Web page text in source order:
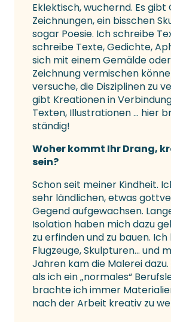
Eklektisch, wuchernd. Es gibt
Zeichnungen, ein bisschen
sogar Poesie. Ich schreibe
schreibe Texte, Gedichte,
sich mit einem Gemälde
Zeichnung vermischen
versuche, die Disziplinen zu
gibt Kreationen in
Texten, Illustrationen … hier
ständig!
Woher kommt Ihr Drang,
sein?
Schon seit meiner Kindheit.
sehr ländlichen, etwas
Gegend aufgewachsen.
Isolation haben mich dazu
zu erfinden und zu bauen.
Flugzeuge, Skulpturen… und
Jahren kam die Malerei
als ich ein „normales“
brachte ich immer
nach der Arbeit kreativ zu